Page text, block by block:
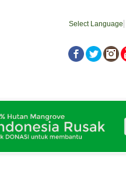
Select Language